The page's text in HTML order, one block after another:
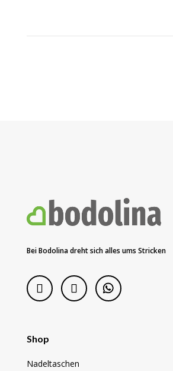
Bei Bodolina dreht sich alles ums Stricken
Shop
Nadeltaschen